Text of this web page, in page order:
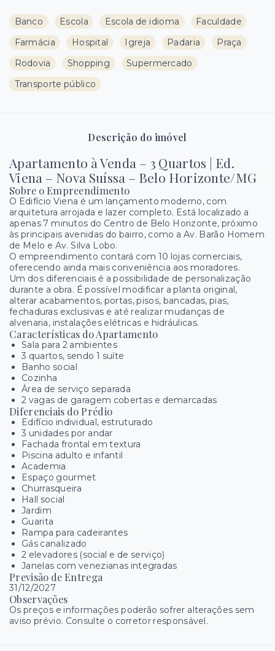
Banco Escola Escola de idioma
Faculdade
Farmácia
Hospital Igreja Padaria
Praça
Rodovia
Shopping
Supermercado
Transporte público
Descrição do imóvel
Apartamento à Venda – 3 Quartos | Ed.
Viena – Nova Suíssa – Belo Horizonte/MG
Sobre o Empreendimento
O Edifício Viena é um lançamento moderno, com
arquitetura arrojada e lazer completo. Está localizado a
apenas 7 minutos do Centro de Belo Horizonte, próximo
às principais avenidas do bairro, como a Av. Barão Homem
de Melo e Av. Silva Lobo.
O empreendimento contará com 10 lojas comerciais,
oferecendo ainda mais conveniência aos moradores.
Um dos diferenciais é a possibilidade de personalização
durante a obra. É possível modificar a planta original,
alterar acabamentos, portas, pisos, bancadas, pias,
fechaduras exclusivas e até realizar mudanças de
alvenaria, instalações elétricas e hidráulicas.
Características do Apartamento
Sala para 2 ambientes
3 quartos, sendo 1 suíte
Banho social
Cozinha
Área de serviço separada
2 vagas de garagem cobertas e demarcadas
Diferenciais do Prédio
Edifício individual, estruturado
3 unidades por andar
Fachada frontal em textura
Piscina adulto e infantil
Academia
Espaço gourmet
Churrasqueira
Hall social
Jardim
Guarita
Rampa para cadeirantes
Gás canalizado
2 elevadores (social e de serviço)
Janelas com venezianas integradas
Previsão de Entrega
31/12/2027
Observações
Os preços e informações poderão sofrer alterações sem
aviso prévio. Consulte o corretor responsável.